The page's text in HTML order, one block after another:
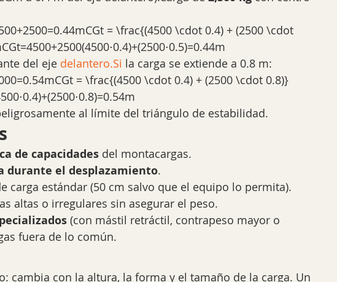
= \frac{(4500 \cdot 0.4) + (2500 \cdot
del eje delantero.Si la carga se extiende a 0.8 m:
= \frac{(4500 \cdot 0.4) + (2500 \cdot 0.8)}
al límite del triángulo de estabilidad.
de capacidades del montacargas.
durante el desplazamiento.
carga estándar (50 cm salvo que el equipo lo permita).
altas o irregulares sin asegurar el peso.
(con mástil retráctil, contrapeso mayor o
fuera de lo común.
cambia con la altura, la forma y el tamaño de la carga. Un